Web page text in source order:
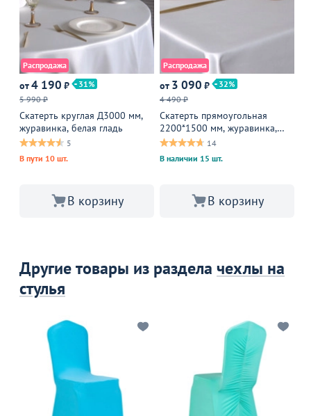
Распродажа
от4 190 ₽
31
5 990 ₽
Скатерть круглая Д3000 мм,
журавинка, белая гладь
5
В пути 10 шт.
В корзину
Распродажа
от 3 090 ₽
32
4 490 ₽
Скатерть прямоугольная
2200*1500 мм, журавинка,
белая гладь14
В наличии 15 шт.
В корзину
Другие товары из раздела чехлы на
стулья